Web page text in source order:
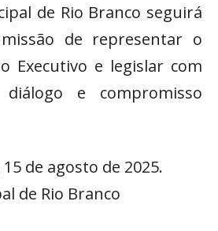
de Rio Branco seguirá
de representar o
Executivo e legislar com
diálogo e compromisso
15 de agosto de 2025.
de Rio Branco